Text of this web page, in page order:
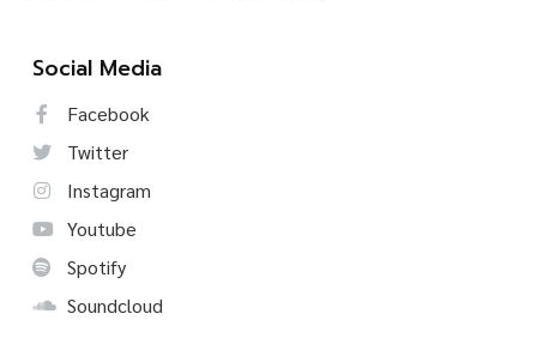
Social Media
Facebook
Twitter
Instagram
Youtube
Spotify
Soundcloud